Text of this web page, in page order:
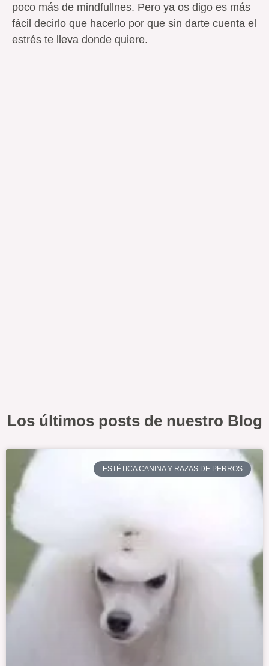
poco más de mindfullnes. Pero ya os digo es más
fácil decirlo que hacerlo por que sin darte cuenta el
estrés te lleva donde quiere.
Los últimos posts de nuestro Blog
ESTÉTICA CANINA Y RAZAS DE PERROS